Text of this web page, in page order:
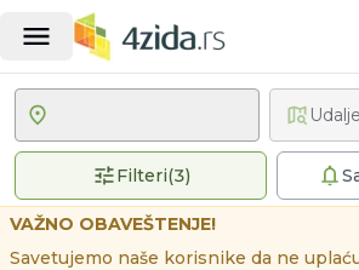
Filteri(3)3 primenjena
VAŽNO OBAVEŠTENJE!
Savetujemo naše korisnike da ne